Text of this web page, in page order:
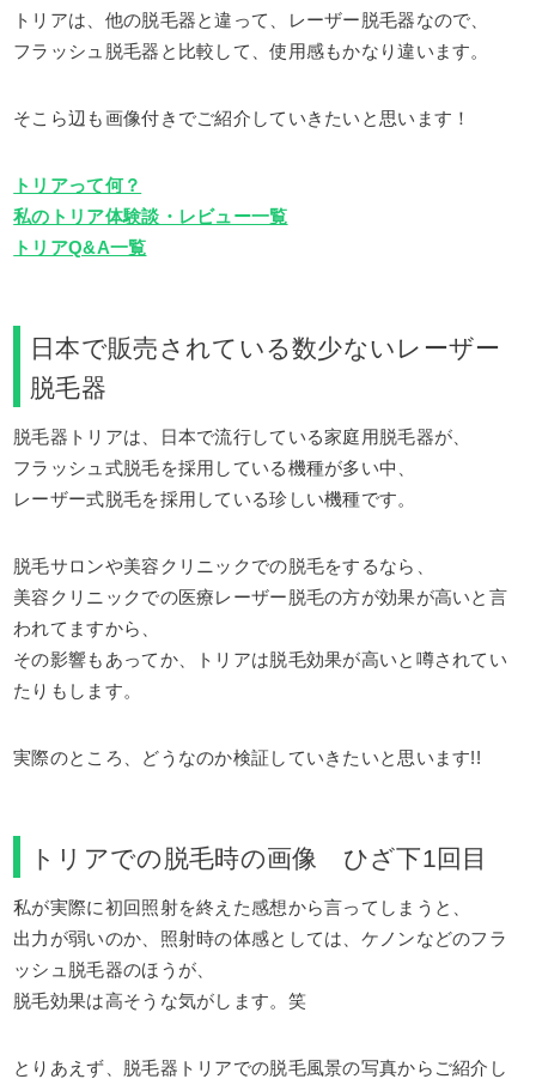
トリアは、他の脱毛器と違って、レーザー脱毛器なので、
フラッシュ脱毛器と比較して、使用感もかなり違います。
そこら辺も画像付きでご紹介していきたいと思います！
トリアって何？
私のトリア体験談・レビュー一覧
トリアQ&A一覧
日本で販売されている数少ないレーザー
脱毛器
脱毛器トリアは、日本で流行している家庭用脱毛器が、
フラッシュ式脱毛を採用している機種が多い中、
レーザー式脱毛を採用している珍しい機種です。
脱毛サロンや美容クリニックでの脱毛をするなら、
美容クリニックでの医療レーザー脱毛の方が効果が高いと言
われてますから、
その影響もあってか、トリアは脱毛効果が高いと噂されてい
たりもします。
実際のところ、どうなのか検証していきたいと思います!!
トリアでの脱毛時の画像 ひざ下1回目
私が実際に初回照射を終えた感想から言ってしまうと、
出力が弱いのか、照射時の体感としては、ケノンなどのフラ
ッシュ脱毛器のほうが、
脱毛効果は高そうな気がします。笑
とりあえず、脱毛器トリアでの脱毛風景の写真からご紹介し